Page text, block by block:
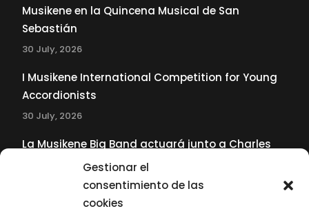
Gestionar el
consentimiento de las
cookies
Musikene en la Quincena Musical de San
Sebastián
30 July, 2026
I Musikene International Competition for Young
Accordionists
30 July, 2026
La Musikene Big Band actuará junto a Charles
Tolliver en el 61 Jazzaldia